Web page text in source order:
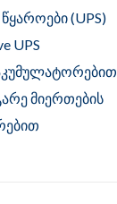
წყაროები (UPS)
UPS
მიერთების